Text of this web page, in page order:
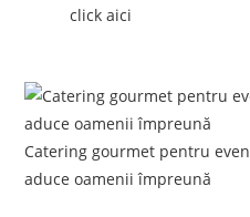
Email:click aici
Catering gourmet pentru
aduce oamenii împreună